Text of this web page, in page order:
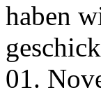
haben
01.